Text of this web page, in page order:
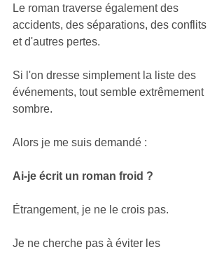
Le roman traverse également des
accidents, des séparations, des conflits
et d'autres pertes.
Si l'on dresse simplement la liste des
événements, tout semble extrêmement
sombre.
Alors je me suis demandé :
Ai-je écrit un roman froid ?
Étrangement, je ne le crois pas.
Je ne cherche pas à éviter les